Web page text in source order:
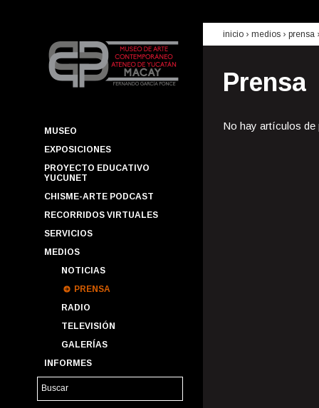
MUSEO
EXPOSICIONES
PROYECTO EDUCATIVO
YUCUNET
CHISME-ARTE PODCAST
RECORRIDOS VIRTUALES
SERVICIOS
MEDIOS
NOTICIAS
PRENSA
RADIO
TELEVISIÓN
GALERÍAS
INFORMES
inicio › medios › prensa
Prensa
No hay artículos de